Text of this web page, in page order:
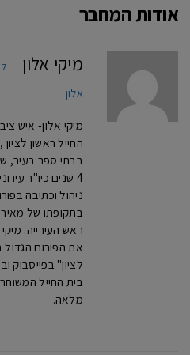
אודות המחבר
מיקי אלון
אלון
מיקי אלון- איש
בבתי ספר בעיר,
4 שנים כיו"ר
ניהול וכתיבה
בתקופתו של מאיר
ראש העירייה.
את הפורום הגדול
בית החייל
מלאה.